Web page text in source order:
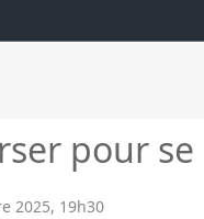
pour
2025, 19h30